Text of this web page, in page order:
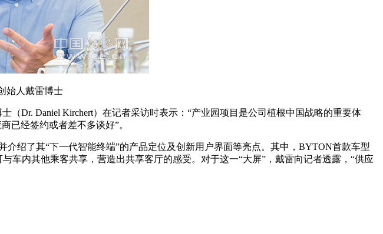
始人戴雷博士
Dr. Daniel Kirchert）在记者采访时表示：“产业园项目是公司植根中国战略的重要体
已经签约或者差不多谈好”。
绍了其“下一代智能终端”的产品定位及创新用户界面等亮点。其中，BYTON首款车型
车内其他乘客共享，营造出共享客厅的感受。对于这一“大屏”，戴雷向记者透露，“供应